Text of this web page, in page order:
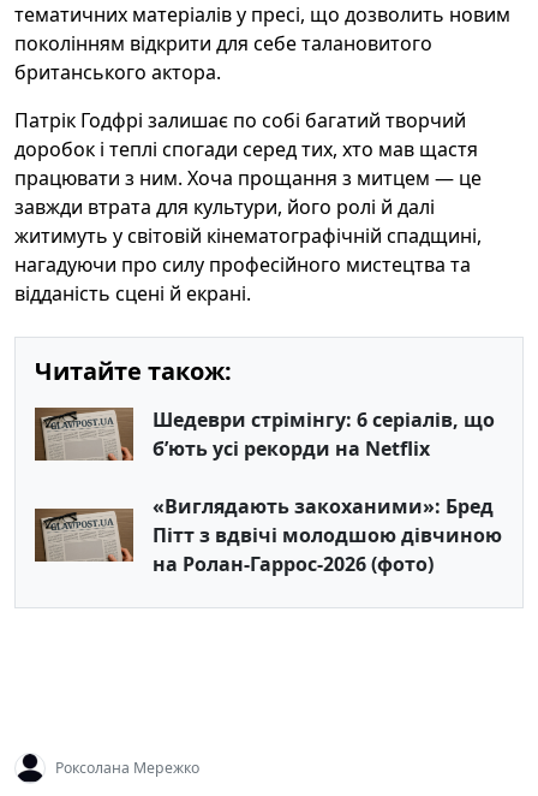
тематичних матеріалів у пресі, що дозволить новим
поколінням відкрити для себе талановитого
британського актора.
Патрік Годфрі залишає по собі багатий творчий
доробок і теплі спогади серед тих, хто мав щастя
працювати з ним. Хоча прощання з митцем — це
завжди втрата для культури, його ролі й далі
житимуть у світовій кінематографічній спадщині,
нагадуючи про силу професійного мистецтва та
відданість сцені й екрані.
Читайте також:
Шедеври стрімінгу: 6 серіалів, що
б’ють усі рекорди на Netflix
«Виглядають закоханими»: Бред
Пітт з вдвічі молодшою дівчиною
на Ролан-Гаррос-2026 (фото)
Роксолана Мережко